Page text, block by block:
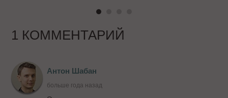
1 КОММЕНТАРИЙ
Антон Шабан
больше года назад